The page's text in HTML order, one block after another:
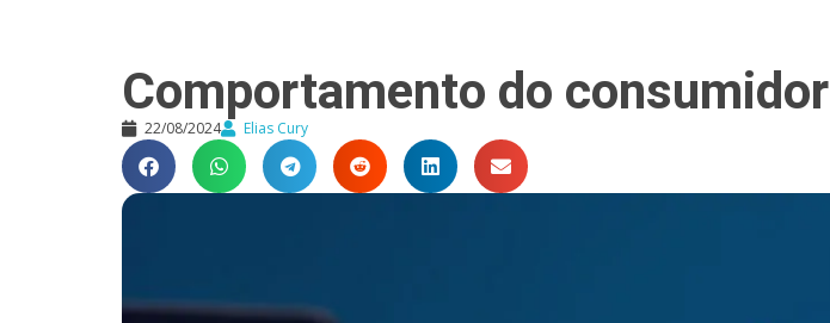
Comportamento do consumidor
22/08/2024 Elias Cury